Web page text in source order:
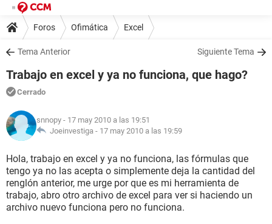
Foros Ofimática Excel
Tema Anterior Siguiente Tema
Trabajo en excel y ya no funciona, que hago?
Cerrado
snnopy - 17 may 2010 a las 19:51
Joeinvestiga - 17 may 2010 a las 19:59
Hola, trabajo en excel y ya no funciona, las fórmulas que
tengo ya no las acepta o simplemente deja la cantidad del
renglón anterior, me urge por que es mi herramienta de
trabajo, abro otro archivo de excel para ver si haciendo un
archivo nuevo funciona pero no funciona.